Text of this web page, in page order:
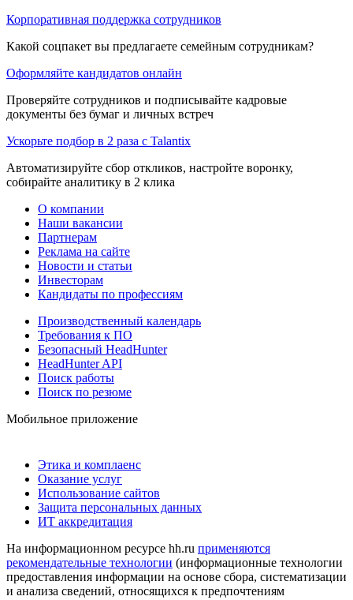
Корпоративная поддержка сотрудников
Какой соцпакет вы предлагаете семейным сотрудникам?
Оформляйте кандидатов онлайн
Проверяйте сотрудников и подписывайте кадровые
документы без бумаг и личных встреч
Ускорьте подбор в 2 раза с Talantix
Автоматизируйте сбор откликов, настройте воронку,
собирайте аналитику в 2 клика
О компании
Наши вакансии
Партнерам
Реклама на сайте
Новости и статьи
Инвесторам
Кандидаты по профессиям
Производственный календарь
Требования к ПО
Безопасный HeadHunter
HeadHunter API
Поиск работы
Поиск по резюме
Мобильное приложение
Этика и комплаенс
Оказание услуг
Использование сайтов
Защита персональных данных
ИТ аккредитация
На информационном ресурсе hh.ru применяются
рекомендательные технологии (информационные технологии
предоставления информации на основе сбора, систематизации
и анализа сведений, относящихся к предпочтениям